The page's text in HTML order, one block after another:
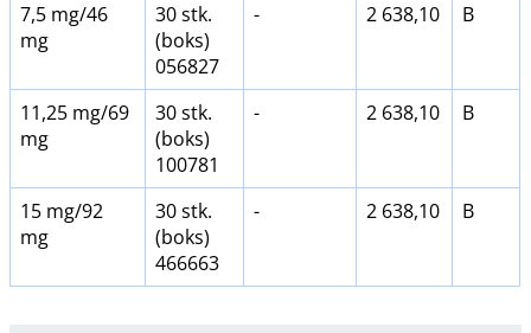
7,5 mg/46
mg
30 stk.
(boks)
056827
- 2 638,10 B
11,25 mg/69
mg
30 stk.
(boks)
100781
- 2 638,10 B
15 mg/92
mg
30 stk.
(boks)
466663
- 2 638,10 B